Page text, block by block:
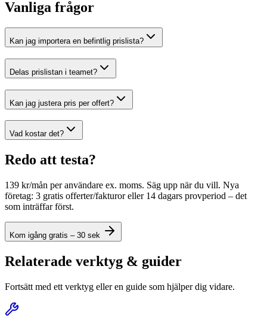
Vanliga frågor
Kan jag importera en befintlig prislista?
Delas prislistan i teamet?
Kan jag justera pris per offert?
Vad kostar det?
Redo att testa?
139 kr/mån per användare ex. moms. Säg upp när du vill. Nya
företag: 3 gratis offerter/fakturor eller 14 dagars provperiod – det
som inträffar först.
Kom igång gratis – 30 sek
Relaterade verktyg & guider
Fortsätt med ett verktyg eller en guide som hjälper dig vidare.